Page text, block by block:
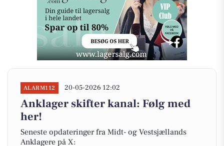
ALARM112 20-05-2026 12:02
Anklager skifter kanal: Følg med
her!
Seneste opdateringer fra Midt- og Vestsjællands
Anklagere på X: